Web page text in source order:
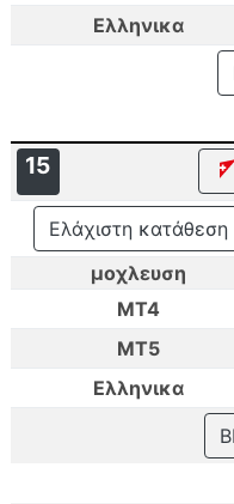
Ελληνικα
15
Ελάχιστη κατάθεση
μοχλευση
MT4
MT5
Ελληνικα